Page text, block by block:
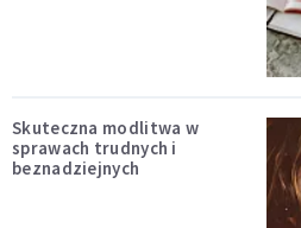
Skuteczna modlitwa w
sprawach trudnych i
beznadziejnych